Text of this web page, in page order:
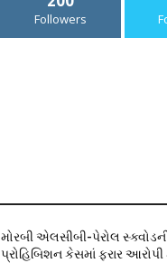
Followers
મોરબી એલસીબી-પેરોલ સ્ક્વોડની
પ્રોહિબિશન કેસમાં ફરાર આરોપી